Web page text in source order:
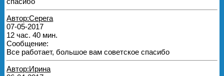
Автор:Серега
07-05-2017
12 час. 40 мин.
Сообщение:
Все работает, большое вам советское спасибо
Автор:Ирина